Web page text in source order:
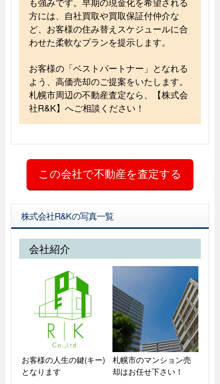
方には、自社買取や買取保証付仲介な
ど、お客様の住み替えスケジュールに合
わせた柔軟なプランを提示します。
お客様の「ベストパートナー」となれる
よう、高価売却のご提案をいたします。
札幌市周辺の不動産査定なら、【株式会
社R&K】へご相談ください！
株式会社R&Kの写真一覧
会社紹介
お客様の人生の鍵(キー)
となります
札幌市のマンション売
却はお任せ下さい！